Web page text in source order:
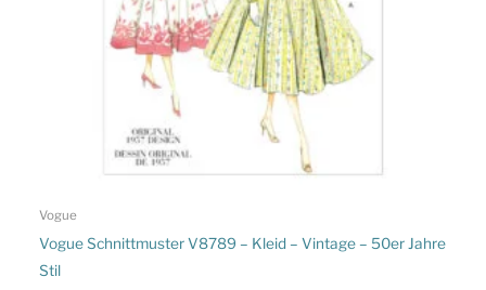
Vogue
Vogue Schnittmuster V8789 – Kleid – Vintage – 50er Jahre
Stil